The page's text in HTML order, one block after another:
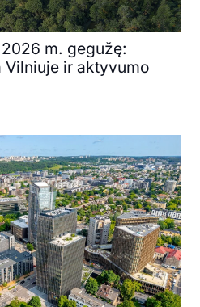
m. gegužę:
Vilniuje ir aktyvumo